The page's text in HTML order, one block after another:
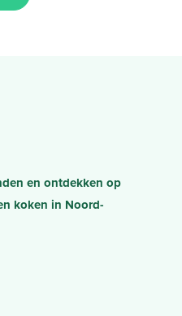
en ontdekken op
koken in Noord-